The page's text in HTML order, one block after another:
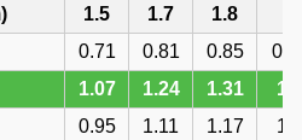
1.5 1.7 1.8
0.71 0.81 0.85
1.07 1.24 1.31
0.95 1.11 1.17